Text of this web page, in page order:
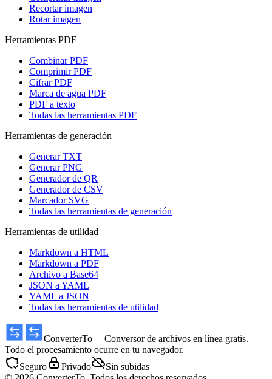
Recortar imagen
Rotar imagen
Herramientas PDF
Combinar PDF
Comprimir PDF
Cifrar PDF
Marca de agua PDF
PDF a texto
Todas las herramientas PDF
Herramientas de generación
Generar TXT
Generar PNG
Generador de QR
Generador de CSV
Marcador SVG
Todas las herramientas de generación
Herramientas de utilidad
Markdown a HTML
Markdown a PDF
Archivo a Base64
JSON a YAML
YAML a JSON
Todas las herramientas de utilidad
ConverterTo— Conversor de archivos en línea gratis.
Todo el procesamiento ocurre en tu navegador.
Seguro
Privado
Sin subidas